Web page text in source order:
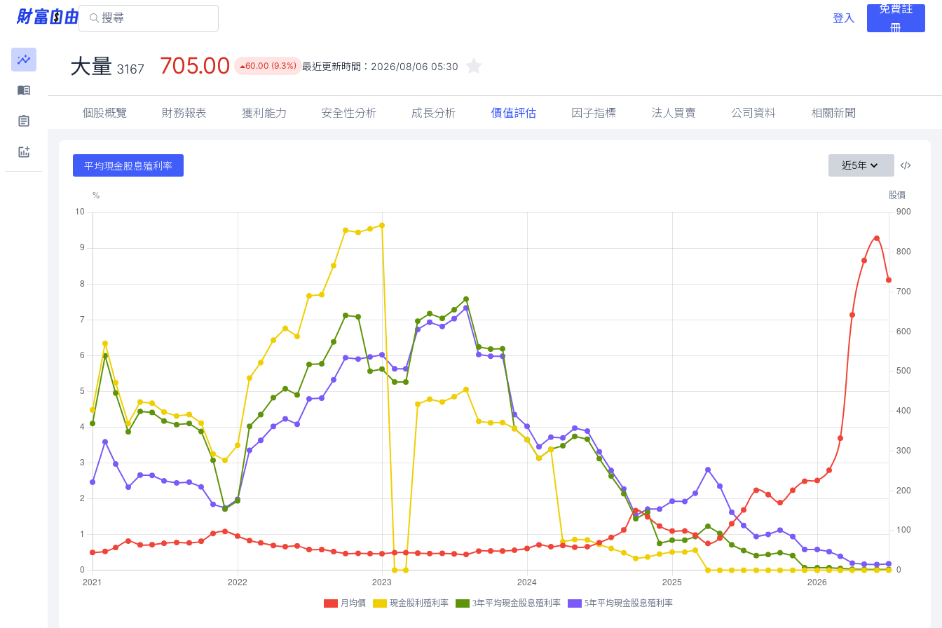
登入
免費註
冊
大量 3167 705.00 60.00 (9.3%) 最近更新時間： 2026/08/06 05:30
個股概覽 財務報表 獲利能力 安全性分析 成長分析 價值評估 因子指標 法人買賣 公司資料 相關新聞
平均現金股息殖利率 近5年
月均價 現金股利殖利率 3年平均現金股息殖利率 5年平均現金股息殖利率